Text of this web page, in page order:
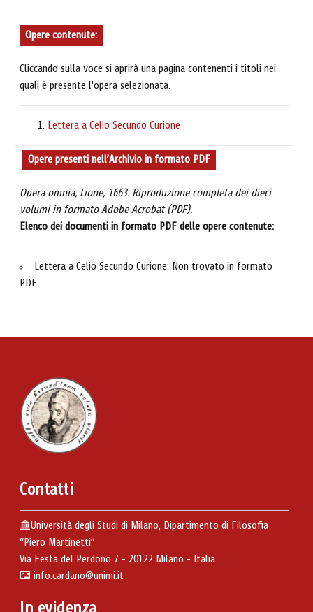
Opere contenute:
Cliccando sulla voce si aprirà una pagina contenenti i titoli nei
quali è presente l'opera selezionata.
Lettera a Celio Secundo Curione
Opere presenti nell’Archivio in formato PDF
Opera omnia, Lione, 1663. Riproduzione completa dei dieci
volumi in formato Adobe Acrobat (PDF).
Elenco dei documenti in formato PDF delle opere contenute:
Lettera a Celio Secundo Curione: Non trovato in formato
PDF
Contatti
Università degli Studi di Milano, Dipartimento di Filosofia
“Piero Martinetti”
Via Festa del Perdono 7 - 20122 Milano - Italia
info.cardano@unimi.it
In evidenza